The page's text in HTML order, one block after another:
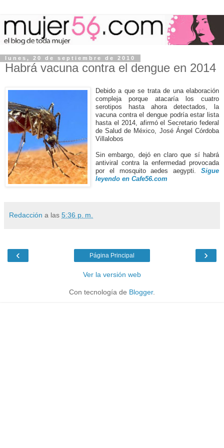
lunes, 20 de septiembre de 2010
Habrá vacuna contra el dengue en 2014
Debido a que se trata de una elaboración
compleja porque atacaría los cuatro
serotipos hasta ahora detectados, la
vacuna contra el dengue podría estar lista
hasta el 2014, afirmó el Secretario federal
de Salud de México, José Ángel Córdoba
Villalobos
Sin embargo, dejó en claro que sí habrá
antiviral contra la enfermedad provocada
por el mosquito aedes aegypti. Sigue
leyendo en Cafe56.com
Redacción a las 5:36 p. m.
‹ ›
Página Principal
Ver la versión web
Con tecnología de Blogger.